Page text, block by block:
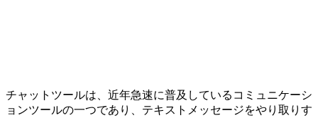
チャットツールは、近年急速に普及しているコミュニケーシ
ョンツールの一つであり、テキストメッセージをやり取りす